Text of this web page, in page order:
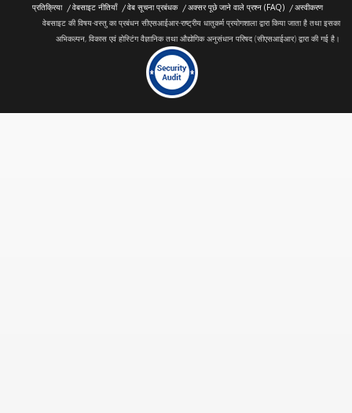
प्रतिक्रिया वेबसाइट नीतियाँ वेब सूचना प्रबंधक अक्सर पूछे जाने वाले प्रश्न (FAQ)
अस्वीकरण
वेबसाइट की विषय-वस्तु का प्रबंधन सीएसआईआर-राष्ट्रीय धातुकर्म प्रयोगशाला द्वारा किया जाता है तथा इसका
अभिकल्पन, विकास एवं होस्टिंग वैज्ञानिक तथा औद्योगिक अनुसंधान परिषद (सीएसआईआर) द्वारा की गई है।